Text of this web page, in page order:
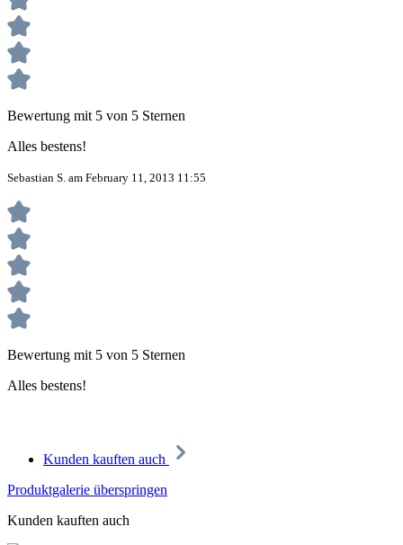
Bewertung mit 5 von 5 Sternen
Alles bestens!
Sebastian S. am February 11, 2013 11:55
Bewertung mit 5 von 5 Sternen
Alles bestens!
Kunden kauften auch
Produktgalerie überspringen
Kunden kauften auch